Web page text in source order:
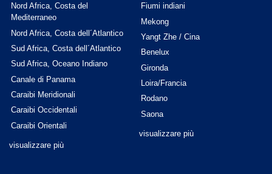
Nord Africa, Costa del
Mediterraneo
Nord Africa, Costa dell´Atlantico
Sud Africa, Costa dell´Atlantico
Sud Africa, Oceano Indiano
Canale di Panama
Caraibi Meridionali
Caraibi Occidentali
Caraibi Orientali
visualizzare più
Fiumi indiani
Mekong
Yangt Zhe / Cina
Benelux
Gironda
Loira/Francia
Rodano
Saona
visualizzare più